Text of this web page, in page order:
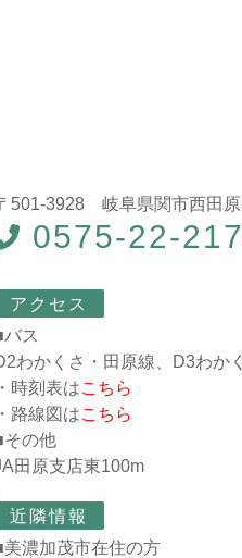
501-3928 岐阜県関市西田
0575-22-
アクセス
バス
わかくさ・田原線、D3わか
・時刻表はこちら
・路線図はこちら
その他
田原支店東100m
近隣情報
美濃加茂市在住の方